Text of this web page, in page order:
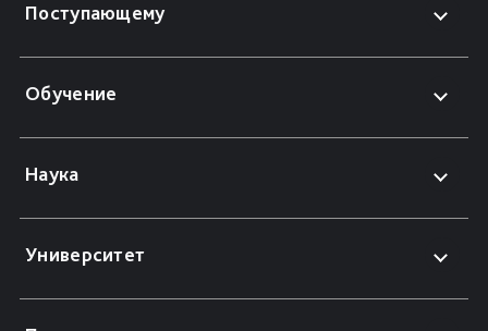
Поступающему
Обучение
Наука
Университет